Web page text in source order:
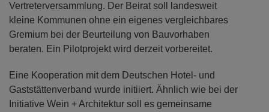
Vertreterversammlung. Der Beirat soll landesweit
kleine Kommunen ohne ein eigenes vergleichbares
Gremium bei der Beurteilung von Bauvorhaben
beraten. Ein Pilotprojekt wird derzeit vorbereitet.
Eine Kooperation mit dem Deutschen Hotel- und
Gaststättenverband wurde initiiert. Ähnlich wie bei der
Initiative Wein + Architektur soll es gemeinsame